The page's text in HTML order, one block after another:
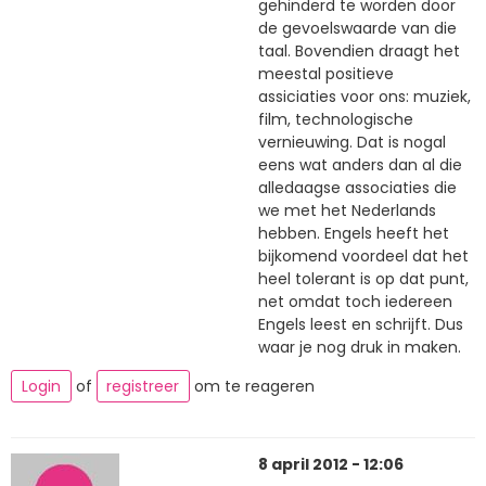
gehinderd te worden door
de gevoelswaarde van die
taal. Bovendien draagt het
meestal positieve
assiciaties voor ons: muziek,
film, technologische
vernieuwing. Dat is nogal
eens wat anders dan al die
alledaagse associaties die
we met het Nederlands
hebben. Engels heeft het
bijkomend voordeel dat het
heel tolerant is op dat punt,
net omdat toch iedereen
Engels leest en schrijft. Dus
waar je nog druk in maken.
Login
of registreer om te reageren
8 april 2012 - 12:06